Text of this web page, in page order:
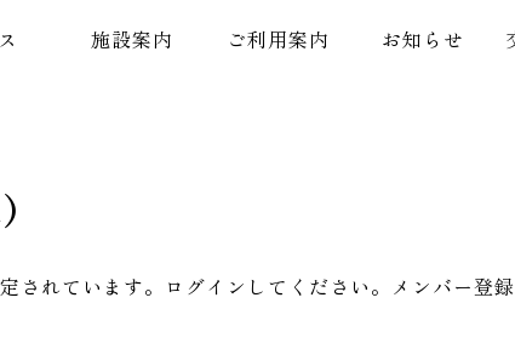
施設案内 ご利用案内 お知らせ
)
されています。ログインしてください。メンバー登